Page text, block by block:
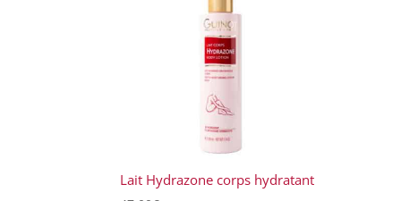
Lait Hydrazone corps hydratant